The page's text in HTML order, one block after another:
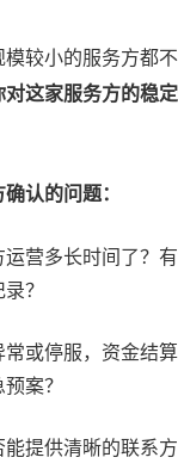
较小的服务方都不
这家服务方的稳
认的问题：
营多长时间了？
？
或停服，资金结
案？
提供清晰的联系